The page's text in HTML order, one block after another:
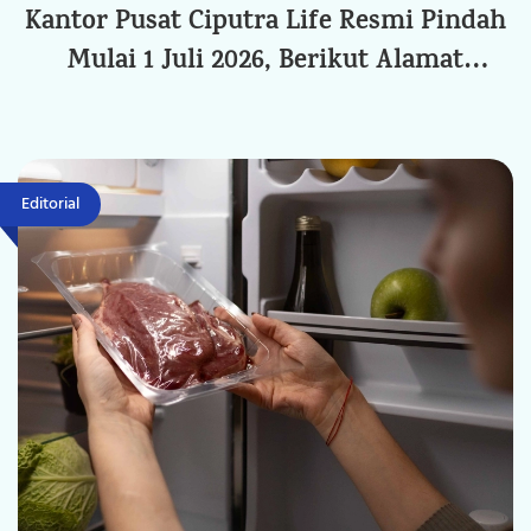
Kantor Pusat Ciputra Life Resmi Pindah
Mulai 1 Juli 2026, Berikut Alamat
Editorial